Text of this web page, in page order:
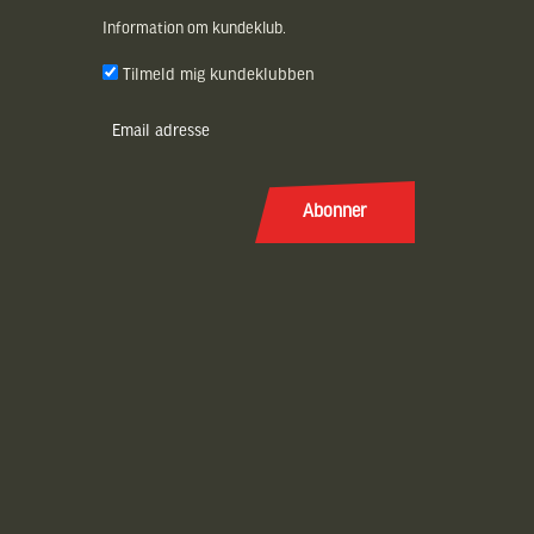
Information om kundeklub.
Tilmeld mig kundeklubben
E-
Abonner